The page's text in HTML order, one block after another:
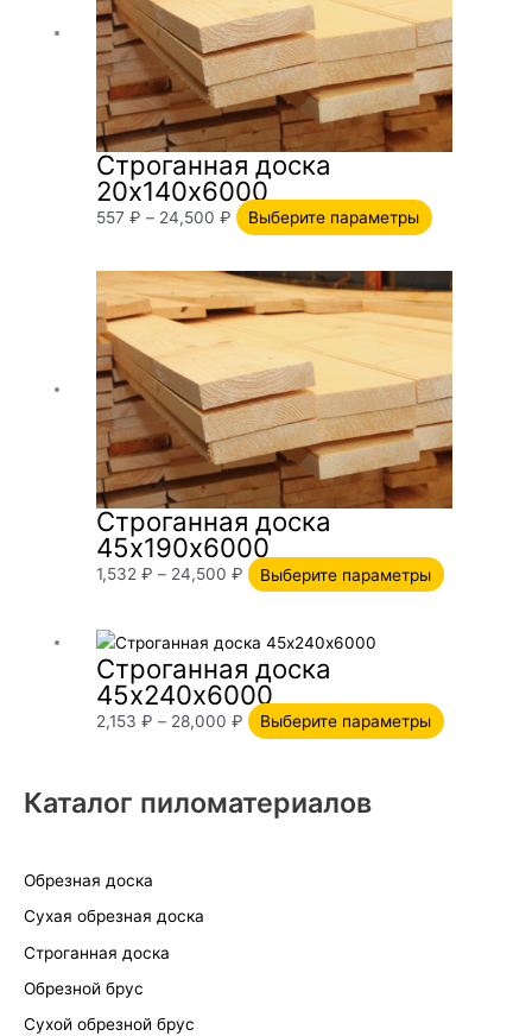
Каталог пиломатериалов
Обрезная доска
Сухая обрезная доска
Строганная доска
Обрезной брус
Сухой обрезной брус
Строганная доска
20х140х6000
557₽ – 24,500₽
24,500 ₽
Выберите параметры
вариаций.
Опции
можно
выбрать
Строганная доска
45х190х6000
1,532₽ – 24,500₽
Диапазон
цен:
–
24,500 ₽
Выберите параметры
Этот
товар
имеет
Опции
можно
выбрать
Строганная доска
45х240х6000
2,153₽ – 28,000₽
Диапазон
цен:
2,153 ₽
–
28,000 ₽
Выберите параметры несколько